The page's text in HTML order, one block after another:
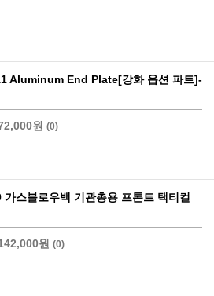
Aluminum End Plate[강화 옵션 파트]-
원 (0)
가스블로우백 기관총용 프톤트 택티컬
원 (0)